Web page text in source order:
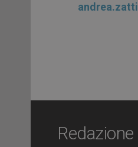
Redazione